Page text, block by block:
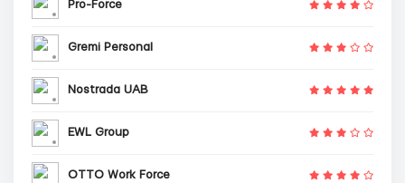
Pro-Force
Gremi Personal
Nostrada UAB
EWL Group
OTTO Work Force